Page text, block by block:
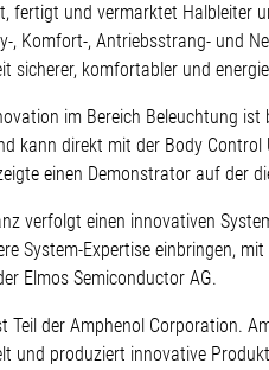
fertigt und vermarktet Halbleiter
, Komfort-, Antriebsstrang- und
sicherer, komfortabler und
im Bereich Beleuchtung
kann direkt mit der Body
einen Demonstrator auf der
verfolgt einen innovativen
System-Expertise einbringen,
Elmos Semiconductor AG.
Teil der Amphenol Corporation.
und produziert innovative